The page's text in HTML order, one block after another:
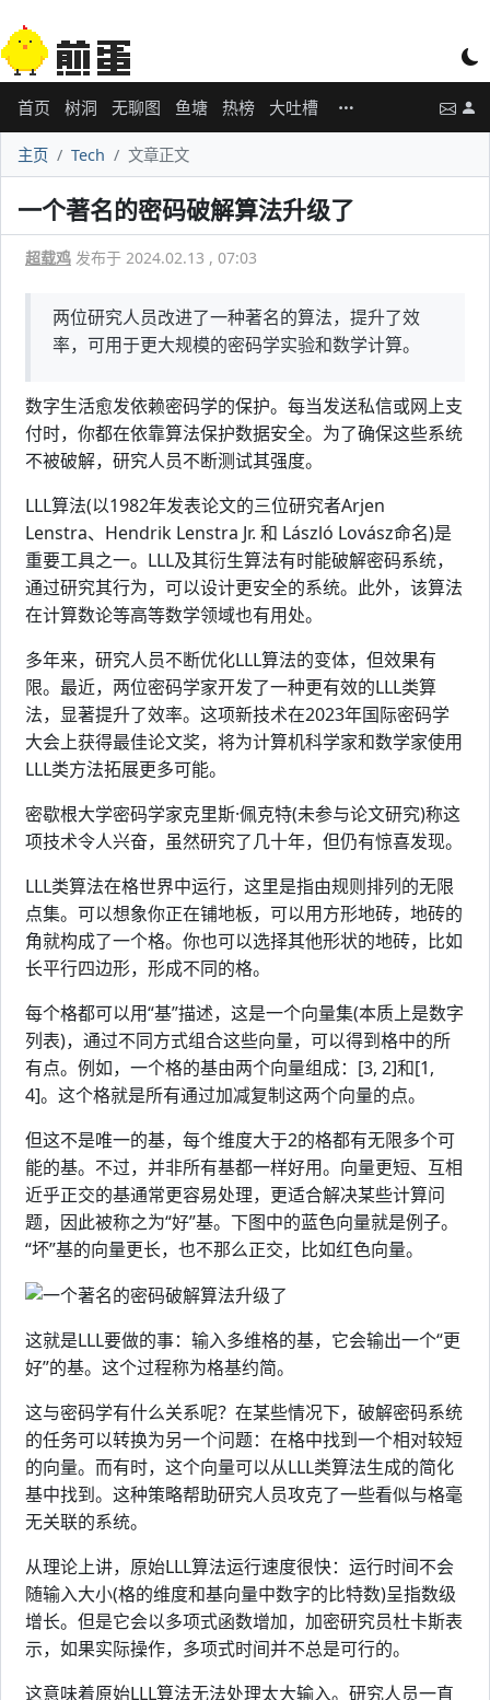
首页 树洞 无聊图 鱼塘 热榜 大吐槽
主页 Tech 文章正文
一个著名的密码破解算法升级了
超载鸡 发布于 2024.02.13 , 07:03
两位研究人员改进了一种著名的算法，提升了效
率，可用于更大规模的密码学实验和数学计算。
数字生活愈发依赖密码学的保护。每当发送私信或网上支
付时，你都在依靠算法保护数据安全。为了确保这些系统
不被破解，研究人员不断测试其强度。
LLL算法(以1982年发表论文的三位研究者Arjen
Lenstra、Hendrik Lenstra Jr. 和 László Lovász命名)是
重要工具之一。LLL及其衍生算法有时能破解密码系统，
通过研究其行为，可以设计更安全的系统。此外，该算法
在计算数论等高等数学领域也有用处。
多年来，研究人员不断优化LLL算法的变体，但效果有
限。最近，两位密码学家开发了一种更有效的LLL类算
法，显著提升了效率。这项新技术在2023年国际密码学
大会上获得最佳论文奖，将为计算机科学家和数学家使用
LLL类方法拓展更多可能。
密歇根大学密码学家克里斯·佩克特(未参与论文研究)称这
项技术令人兴奋，虽然研究了几十年，但仍有惊喜发现。
LLL类算法在格世界中运行，这里是指由规则排列的无限
点集。可以想象你正在铺地板，可以用方形地砖，地砖的
角就构成了一个格。你也可以选择其他形状的地砖，比如
长平行四边形，形成不同的格。
每个格都可以用“基”描述，这是一个向量集(本质上是数字
列表)，通过不同方式组合这些向量，可以得到格中的所
有点。例如，一个格的基由两个向量组成：[3, 2]和[1,
4]。这个格就是所有通过加减复制这两个向量的点。
但这不是唯一的基，每个维度大于2的格都有无限多个可
能的基。不过，并非所有基都一样好用。向量更短、互相
近乎正交的基通常更容易处理，更适合解决某些计算问
题，因此被称之为“好”基。下图中的蓝色向量就是例子。
“坏”基的向量更长，也不那么正交，比如红色向量。
这就是LLL要做的事：输入多维格的基，它会输出一个“更
好”的基。这个过程称为格基约简。
这与密码学有什么关系呢？在某些情况下，破解密码系统
的任务可以转换为另一个问题：在格中找到一个相对较短
的向量。而有时，这个向量可以从LLL类算法生成的简化
基中找到。这种策略帮助研究人员攻克了一些看似与格毫
无关联的系统。
从理论上讲，原始LLL算法运行速度很快：运行时间不会
随输入大小(格的维度和基向量中数字的比特数)呈指数级
增长。但是它会以多项式函数增加，加密研究员杜卡斯表
示，如果实际操作，多项式时间并不总是可行的。
这意味着原始LLL算法无法处理太大输入。研究人员一直